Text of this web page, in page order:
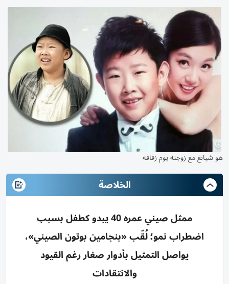
هو شيانغ مع زوجته يوم زفافه
الخلاصة
ممثل صيني عمره 40 يبدو كطفل بسبب
اضطراب نمو؛ لُقّب «بنجامين بوتون الصيني»،
يواصل التمثيل بأدوار صغار رغم القيود
والانتقادات